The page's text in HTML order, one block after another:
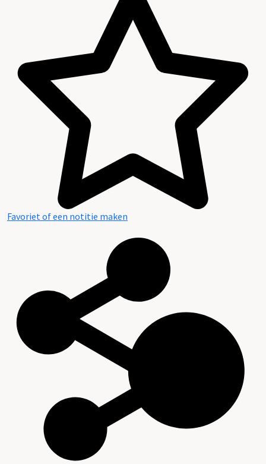
Favoriet of een notitie maken